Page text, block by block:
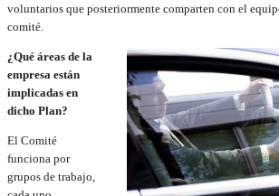
voluntarios que posteriormente comparten con el
comité.
¿Qué áreas de la
empresa están
implicadas en
dicho Plan?
El Comité
funciona por
grupos de trabajo,